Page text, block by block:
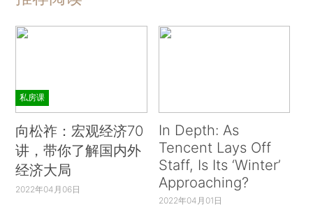
私房课
向松祚：宏观经济70
讲，带你了解国内外
经济大局
2022年04月06日
In Depth: As
Tencent Lays Off
Staff, Is Its ‘Winter’
Approaching?
2022年04月01日